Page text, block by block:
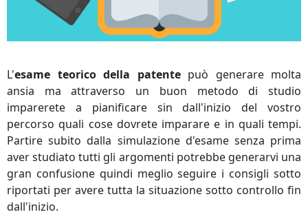
L'esame teorico della patentepuò generare molta
ansia ma attraverso un buon metodo di studio
imparerete a pianificare sin dall'inizio del vostro
percorso quali cose dovrete imparare e in quali tempi.
Partire subito dalla simulazione d'esame senza prima
aver studiato tutti gli argomenti potrebbe generarvi una
gran confusione quindi meglio seguire i consigli sotto
riportati per avere tutta la situazione sotto controllo fin
dall'inizio.